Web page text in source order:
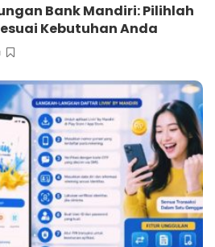
Bank Mandiri: Pilihlah
Kebutuhan Anda